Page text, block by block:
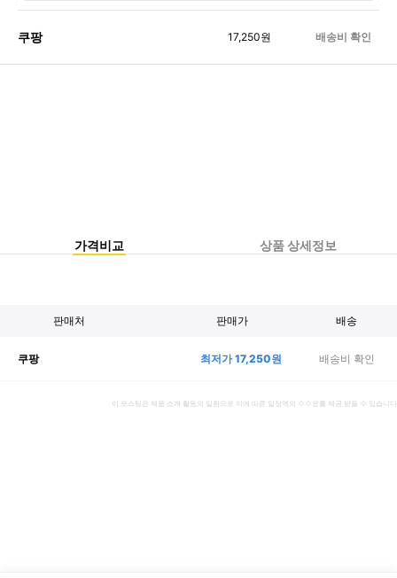
쿠팡 17,250원 배송비 확인
가격비교 상품 상세정보
판매처 판매가 배송
쿠팡 최저가17,250원 배송비 확인
이 포스팅은 제품 소개 활동의 일환으로 이에 따른 일정액의 수수료를 제공 받을 수 있습니다